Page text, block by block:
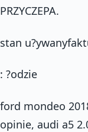
PRZYCZEPA.
stan
: ?odzie
ford mondeo
opinie, audi a5